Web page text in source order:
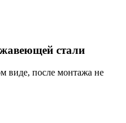
стали
виде, после монтажа не